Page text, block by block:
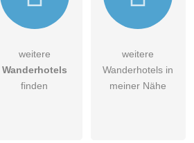
habe ich zur Kenntnis genommen.
weitere
Wanderhotels
finden
weitere
Wanderhotels in
meiner Nähe